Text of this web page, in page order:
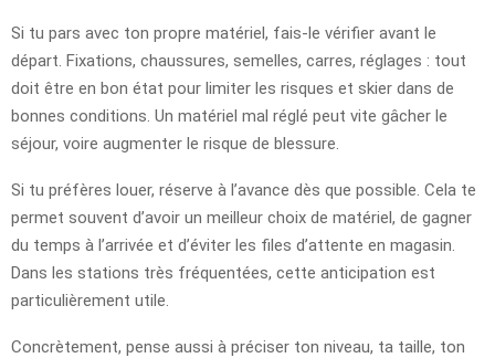
Si tu pars avec ton propre matériel, fais-le vérifier avant le
départ. Fixations, chaussures, semelles, carres, réglages : tout
doit être en bon état pour limiter les risques et skier dans de
bonnes conditions. Un matériel mal réglé peut vite gâcher le
séjour, voire augmenter le risque de blessure.
Si tu préfères louer, réserve à l’avance dès que possible. Cela te
permet souvent d’avoir un meilleur choix de matériel, de gagner
du temps à l’arrivée et d’éviter les files d’attente en magasin.
Dans les stations très fréquentées, cette anticipation est
particulièrement utile.
Concrètement, pense aussi à préciser ton niveau, ta taille, ton